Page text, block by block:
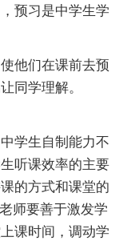
预习是中学生学
他们在课前去预
同学理解。
学生自制能力不
听课效率的主要
的方式和课堂的
师要善于激发学
课时间，调动学